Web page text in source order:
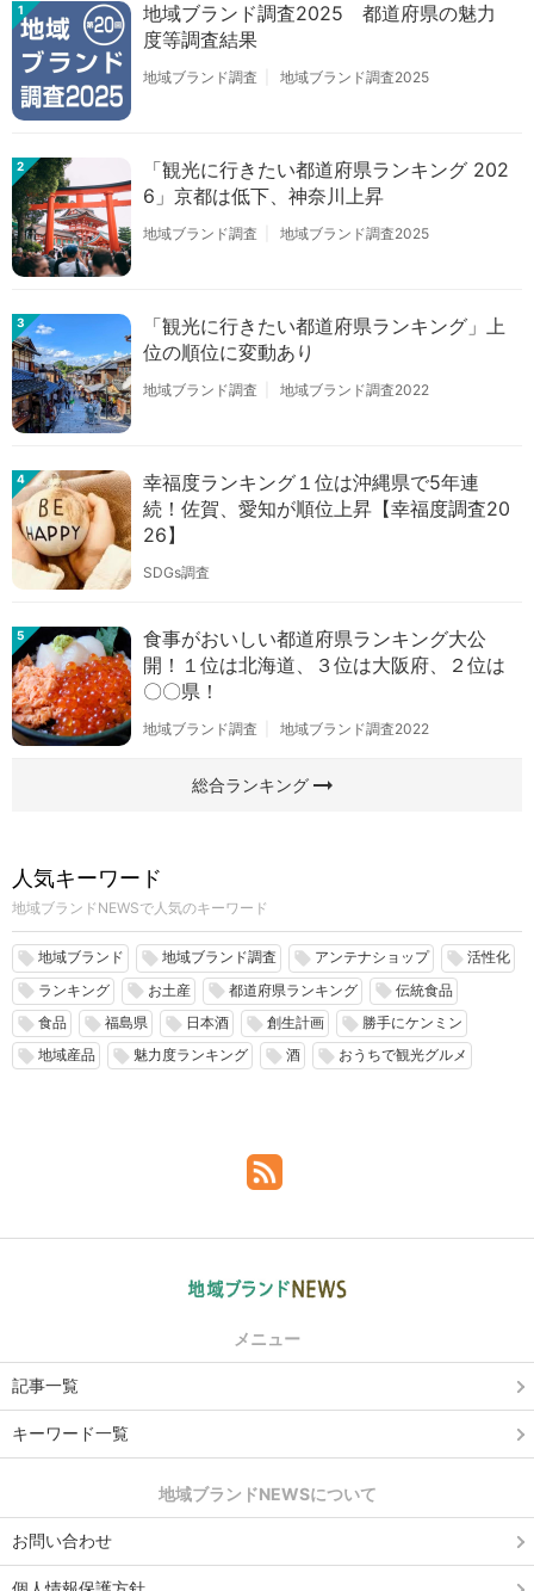
1
地域ブランド調査2025 都道府県の魅力
度等調査結果
地域ブランド調査 地域ブランド調査2025
2
「観光に行きたい都道府県ランキング 202
6」京都は低下、神奈川上昇
地域ブランド調査 地域ブランド調査2025
3
「観光に行きたい都道府県ランキング」上
位の順位に変動あり
地域ブランド調査 地域ブランド調査2022
4
幸福度ランキング１位は沖縄県で5年連
続！佐賀、愛知が順位上昇【幸福度調査20
26】
SDGs調査
5
食事がおいしい都道府県ランキング大公
開！１位は北海道、３位は大阪府、２位は
〇〇県！
地域ブランド調査 地域ブランド調査2022
総合ランキングarrow_right_alt
人気キーワード
地域ブランドNEWSで人気のキーワード
local_offer 地域ブランド local_offer 地域ブランド調査 local_offer アンテナショップ local_offer 活性化
local_offer ランキング local_offer お土産 local_offer 都道府県ランキング local_offer 伝統食品
local_offer 食品 local_offer 福島県 local_offer 日本酒 local_offer 創生計画 local_offer 勝手にケンミン
local_offer 地域産品 local_offer 魅力度ランキング local_offer 酒 local_offer おうちで観光グルメ
メニュー
記事一覧
キーワード一覧
地域ブランドNEWSについて
お問い合わせ